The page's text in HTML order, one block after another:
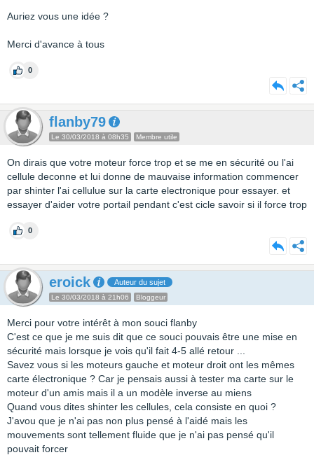
Auriez vous une idée ?
Merci d'avance à tous
0
flanby79
Le 30/03/2018 à 08h35 Membre utile
On dirais que votre moteur force trop et se me en sécurité ou l'ai
cellule deconne et lui donne de mauvaise information commencer
par shinter l'ai cellulue sur la carte electronique pour essayer. et
essayer d'aider votre portail pendant c'est cicle savoir si il force trop
0
eroick Auteur du sujet
Le 30/03/2018 à 21h06 Bloggeur
Merci pour votre intérêt à mon souci flanby
C'est ce que je me suis dit que ce souci pouvais être une mise en
sécurité mais lorsque je vois qu'il fait 4-5 allé retour ...
Savez vous si les moteurs gauche et moteur droit ont les mêmes
carte électronique ? Car je pensais aussi à tester ma carte sur le
moteur d'un amis mais il a un modèle inverse au miens
Quand vous dites shinter les cellules, cela consiste en quoi ?
J'avou que je n'ai pas non plus pensé à l'aidé mais les
mouvements sont tellement fluide que je n'ai pas pensé qu'il
pouvait forcer